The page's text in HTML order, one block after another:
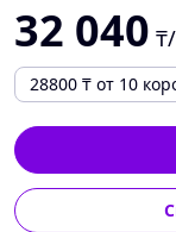
32 040
28800 ₸ от 10